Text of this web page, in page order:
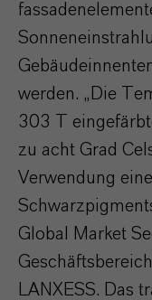
werden. „Die
303 T
zu acht Grad
Verwendung
Global Market
LANXESS. Das